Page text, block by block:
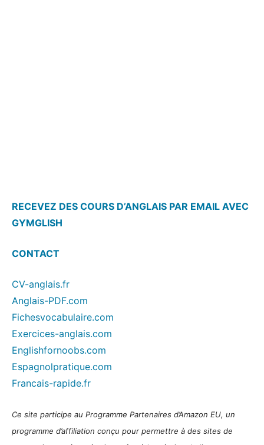
RECEVEZ DES COURS D’ANGLAIS PAR EMAIL AVEC
GYMGLISH
CONTACT
CV-anglais.fr
Anglais-PDF.com
Fichesvocabulaire.com
Exercices-anglais.com
Englishfornoobs.com
Espagnolpratique.com
Francais-rapide.fr
Ce site participe au Programme Partenaires d’Amazon EU, un
programme d’affiliation conçu pour permettre à des sites de